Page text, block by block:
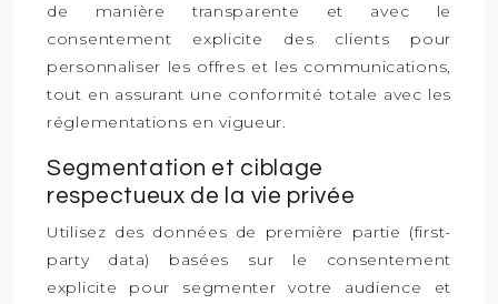
de manière transparente et avec le
consentement explicite des clients pour
personnaliser les offres et les communications,
tout en assurant une conformité totale avec les
réglementations en vigueur.
Segmentation et ciblage
respectueux de la vie privée
Utilisez des données de première partie (first-
party data) basées sur le consentement
explicite pour segmenter votre audience et